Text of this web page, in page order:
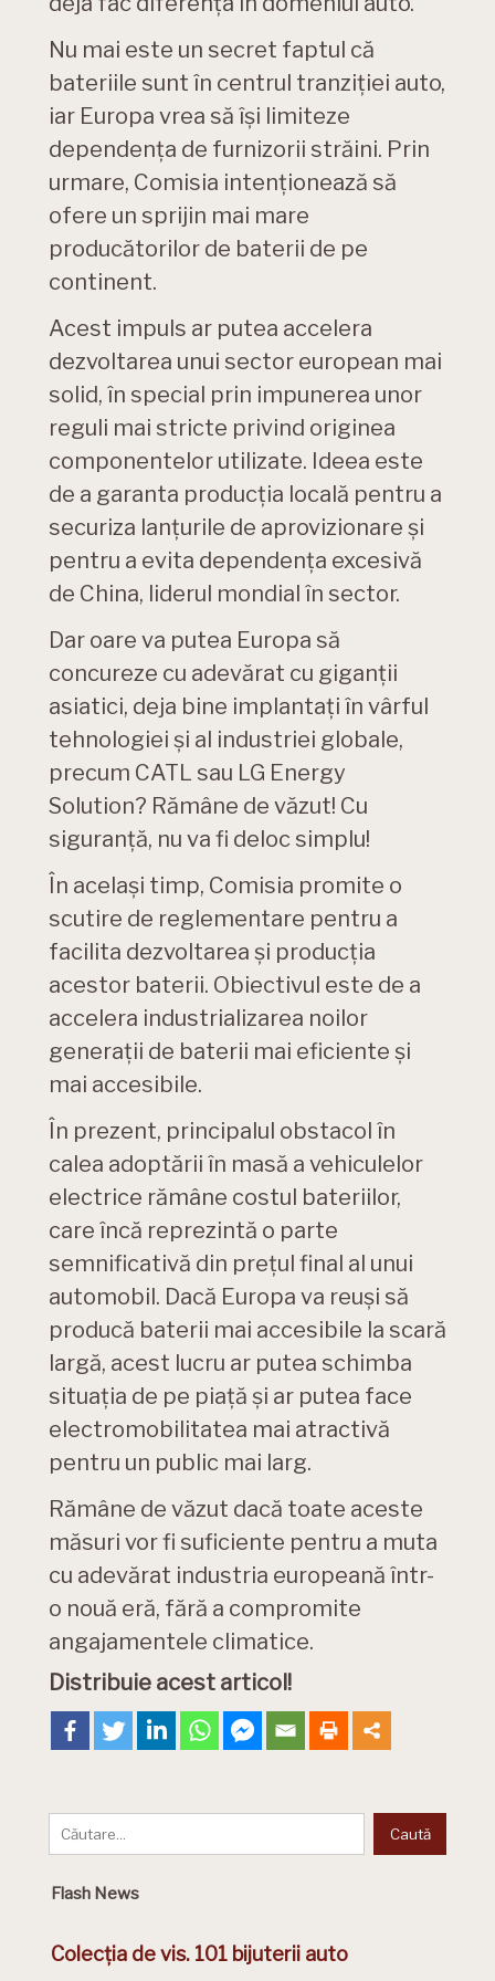
Nu mai este un secret faptul că
bateriile sunt în centrul tranziției auto,
iar Europa vrea să își limiteze
dependența de furnizorii străini. Prin
urmare, Comisia intenționează să
ofere un sprijin mai mare
producătorilor de baterii de pe
continent.
Acest impuls ar putea accelera
dezvoltarea unui sector european mai
solid, în special prin impunerea unor
reguli mai stricte privind originea
componentelor utilizate. Ideea este
de a garanta producția locală pentru a
securiza lanțurile de aprovizionare și
pentru a evita dependența excesivă
de China, liderul mondial în sector.
Dar oare va putea Europa să
concureze cu adevărat cu giganții
asiatici, deja bine implantați în vârful
tehnologiei și al industriei globale,
precum CATL sau LG Energy
Solution? Rămâne de văzut! Cu
siguranță, nu va fi deloc simplu!
În același timp, Comisia promite o
scutire de reglementare pentru a
facilita dezvoltarea și producția
acestor baterii. Obiectivul este de a
accelera industrializarea noilor
generații de baterii mai eficiente și
mai accesibile.
În prezent, principalul obstacol în
calea adoptării în masă a vehiculelor
electrice rămâne costul bateriilor,
care încă reprezintă o parte
semnificativă din prețul final al unui
automobil. Dacă Europa va reuși să
producă baterii mai accesibile la scară
largă, acest lucru ar putea schimba
situația de pe piață și ar putea face
electromobilitatea mai atractivă
pentru un public mai larg.
Rămâne de văzut dacă toate aceste
măsuri vor fi suficiente pentru a muta
cu adevărat industria europeană într-
o nouă eră, fără a compromite
angajamentele climatice.
Distribuie acest articol!
Flash News
Colecția de vis. 101 bijuterii auto